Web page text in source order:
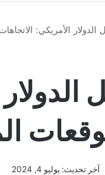
الدولار الأمريكي:
آخر تحديث: يوليو 4, 2024